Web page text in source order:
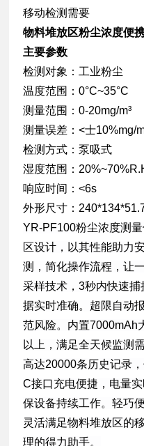
移动检测需要
物料堆放区粉尘浓度便
主要参数
检测对象： 工业粉尘
温度范围：0°C~35°C
测量范围：0-20mg/m³
测量误差：<士10%mg/
检测方式：泵吸式
湿度范围：
响应时间：<6s
外形尺寸：
YR-PF100粉尘浓度测
区设计，以其性能助力
测，简化操作流程，让
采样技术，3秒内快速
据实时准确。超限自动
范风险。内置7000mAh
以上，满足全天候监测
高达20000条历史记录
C接口充电便捷，电量
保设备持续工作。轻巧
灵活满足物料堆放区的
理的得力助手。